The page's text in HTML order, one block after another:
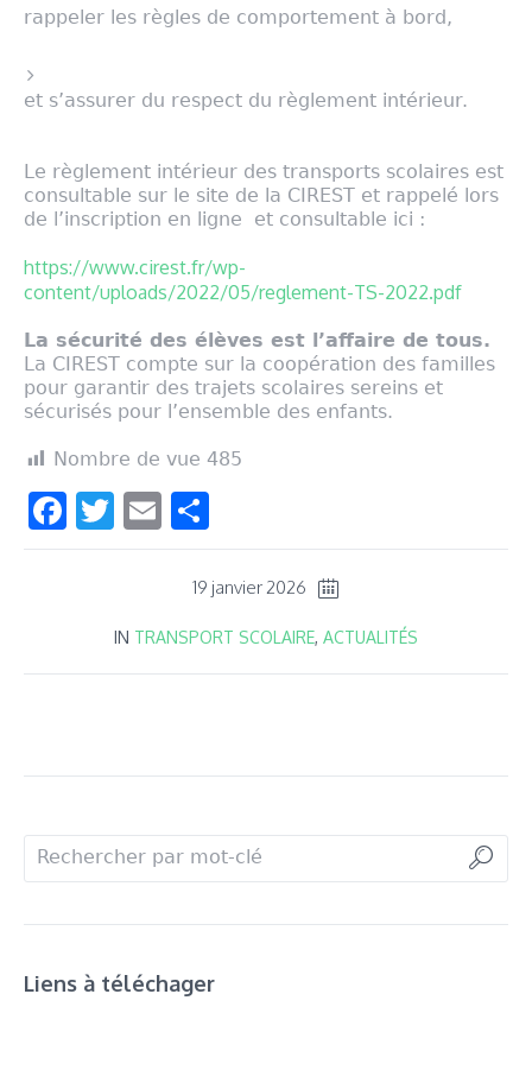
rappeler les règles de comportement à bord,
et s’assurer du respect du règlement intérieur.
Le règlement intérieur des transports scolaires est
consultable sur le site de la CIREST et rappelé lors
de l’inscription en ligne et consultable ici :
https://www.cirest.fr/wp-
content/uploads/2022/05/reglement-TS-2022.pdf
La sécurité des élèves est l’affaire de tous.
La CIREST compte sur la coopération des familles
pour garantir des trajets scolaires sereins et
sécurisés pour l’ensemble des enfants.
Nombre de vue 485
Facebook
Twitter
Email
19 janvier 2026
IN TRANSPORT SCOLAIRE, ACTUALITÉS
Liens à téléchager